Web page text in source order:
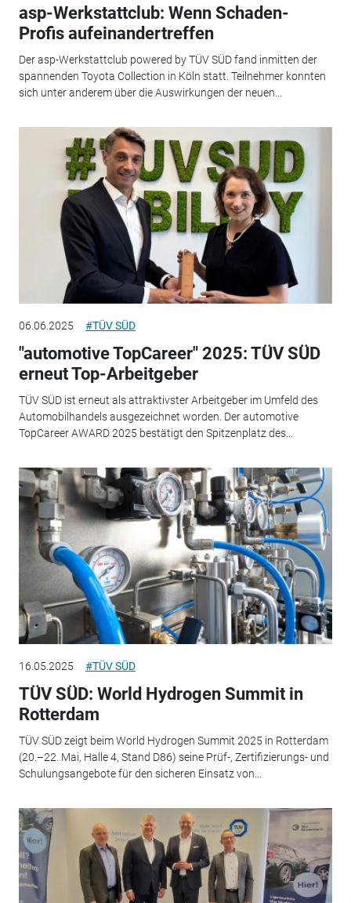
asp-Werkstattclub: Wenn Schaden-
Profis aufeinandertreffen
Der asp-Werkstattclub powered by TÜV SÜD fand inmitten der
spannenden Toyota Collection in Köln statt. Teilnehmer konnten
sich unter anderem über die Auswirkungen der neuen...
06.06.2025 #TÜV SÜD
"automotive TopCareer" 2025: TÜV SÜD
erneut Top-Arbeitgeber
TÜV SÜD ist erneut als attraktivster Arbeitgeber im Umfeld des
Automobilhandels ausgezeichnet worden. Der automotive
TopCareer AWARD 2025 bestätigt den Spitzenplatz des...
16.05.2025 #TÜV SÜD
TÜV SÜD: World Hydrogen Summit in
Rotterdam
TÜV SÜD zeigt beim World Hydrogen Summit 2025 in Rotterdam
(20.–22. Mai, Halle 4, Stand D86) seine Prüf-, Zertifizierungs- und
Schulungsangebote für den sicheren Einsatz von...